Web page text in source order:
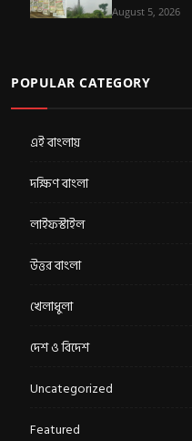
August 5, 2026
POPULAR CATEGORY
এই বাংলায়
দক্ষিণ বাংলা
লাইফস্টাইল
উত্তর বাংলা
খেলাধুলা
দেশ ও বিদেশ
Uncategorized
Featured